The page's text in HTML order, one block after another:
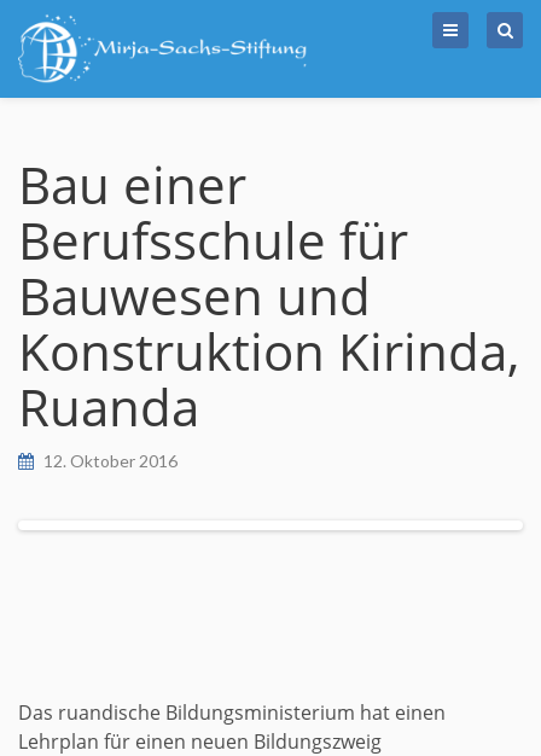
content
Bau einer
Berufsschule für
Bauwesen und
Konstruktion Kirinda,
Ruanda
12. Oktober 2016
Das ruandische Bildungsministerium hat einen
Lehrplan für einen neuen Bildungszweig